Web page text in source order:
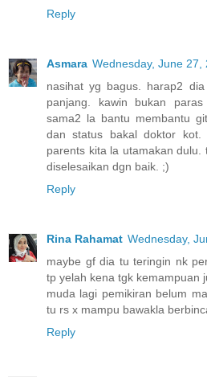
Reply
Asmara Wednesday, June 27,
nasihat yg bagus. harap2
panjang. kawin bukan
sama2 la bantu membantu
dan status bakal doktor
parents kita la utamakan
diselesaikan dgn baik. ;)
Reply
Rina Rahamat Wednesday,
maybe gf dia tu teringin nk
tp yelah kena tgk kemampuan
muda lagi pemikiran belum
tu rs x mampu bawakla
Reply